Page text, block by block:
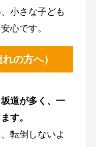
小さな子ども
心です。
の方へ）
坂道が多く、一
す。
転倒しないよ